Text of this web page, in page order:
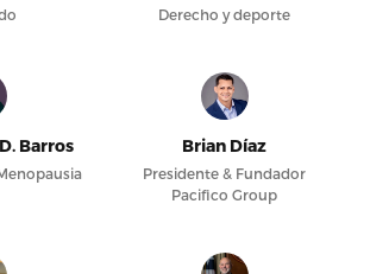
Derecho y deporte
Barros Brian Díaz
Presidente & Fundador
Pacifico Group